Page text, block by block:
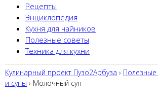
Рецепты
Энциклопедия
Кухня для чайников
Полезные советы
Техника для кухни
Кулинарный проект Пузо2Aрбуза ›
и супы › Молочный суп